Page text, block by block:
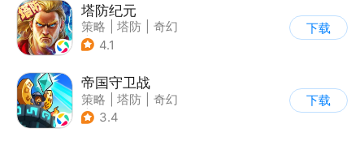
塔防纪元
策略 塔防
奇幻
| 欧美风
4.1
下载
帝国守卫战
策略 塔防
奇幻
| 卡通
3.4
下载